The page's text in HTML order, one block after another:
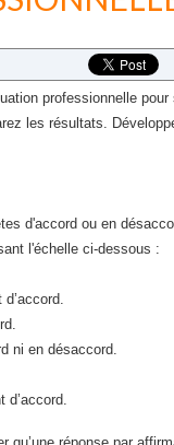
professionnelle
les résultats.
d'accord ou en
l'échelle ci-dessous :
d’accord.
ni en désaccord.
d’accord.